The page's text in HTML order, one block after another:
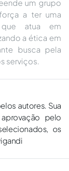
um grupo
a ter uma
que atua em
a ética em
busca pela
serviços.
autores. Sua
pelo
os